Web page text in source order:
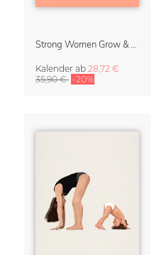
Strong Women Grow & Bloom Kalender 2027
Kalender ab 28,72 €
35,90 € -20%